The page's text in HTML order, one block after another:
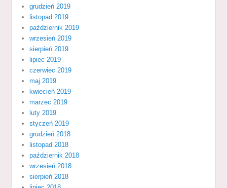
grudzień 2019
listopad 2019
październik 2019
wrzesień 2019
sierpień 2019
lipiec 2019
czerwiec 2019
maj 2019
kwiecień 2019
marzec 2019
luty 2019
styczeń 2019
grudzień 2018
listopad 2018
październik 2018
wrzesień 2018
sierpień 2018